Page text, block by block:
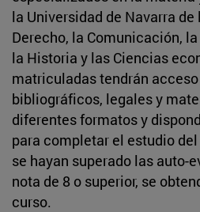
la Universidad de Navarra
Derecho, la Comunicación,
la Historia y las Ciencias
matriculadas tendrán
bibliográficos, legales y
diferentes formatos y
para completar el estudio
se hayan superado las auto-
nota de 8 o superior, se
curso.